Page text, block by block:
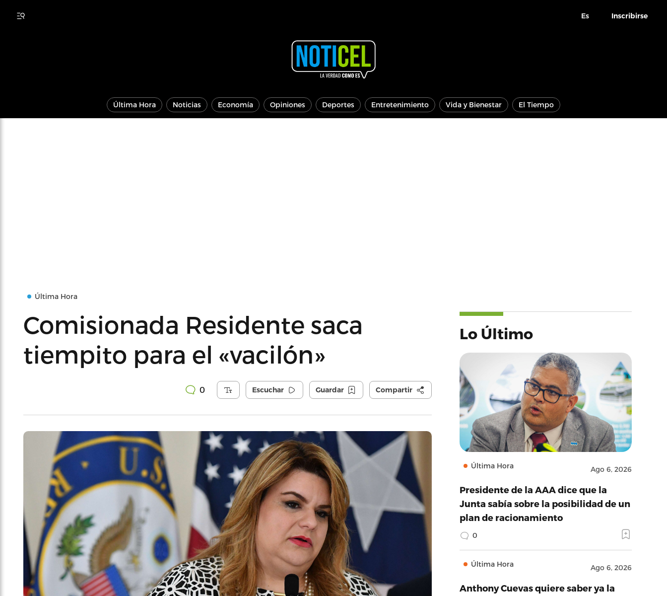
Es Inscribirse
Última Hora Noticias Economía Opiniones Deportes Entretenimiento Vida y Bienestar El Tiempo
Última Hora
Comisionada Residente saca
tiempito para el «vacilón»
0 Escuchar Guardar Compartir
Lo Último
Última Hora Ago 6, 2026
Presidente de la AAA dice que la
Junta sabía sobre la posibilidad de un
plan de racionamiento
0
Última Hora Ago 6, 2026
Anthony Cuevas quiere saber ya la